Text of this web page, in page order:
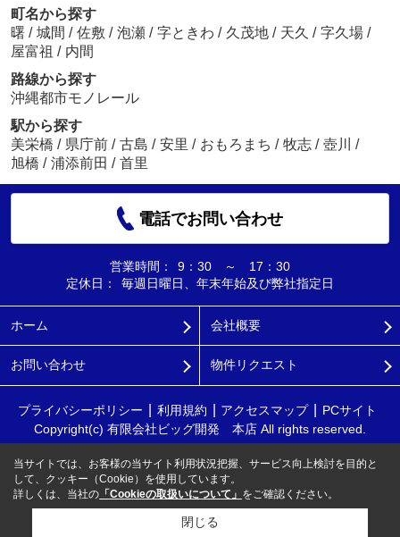
町名から探す
曙 / 城間 / 佐敷 / 泡瀬 / 字ときわ / 久茂地 / 天久 / 字久場 /
屋富祖 / 内間
路線から探す
沖縄都市モノレール
駅から探す
美栄橋 / 県庁前 / 古島 / 安里 / おもろまち / 牧志 / 壺川
/
旭橋 / 浦添前田 / 首里
電話でお問い合わせ
営業時間：
9：30 ～ 17：30
定休日：
毎週日曜日、年末年始及び弊社指定日
ホーム 会社概要
お問い合わせ 物件リクエスト
プライバシーポリシー 利用規約 アクセスマップ
PCサイト
Copyright(c) 有限会社ビッグ開発 本店 All rights reserved.
当サイトでは、お客様の当サイト利用状況把握、サービス向上検討を目的と
して、クッキー（Cookie）を使用しています。
詳しくは、当社の 「Cookieの取扱いについて」 をご確認ください。
閉じる